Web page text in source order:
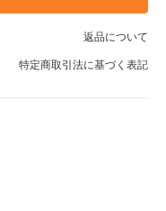
返品について
特定商取引法に基づく表記